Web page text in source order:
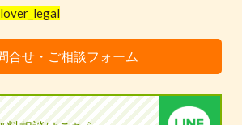
合せ・ご相談フォーム